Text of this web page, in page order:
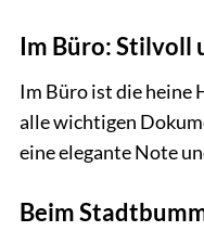
Im Büro: Stilvoll
Im Büro ist die heine
alle wichtigen
eine elegante Note
Beim